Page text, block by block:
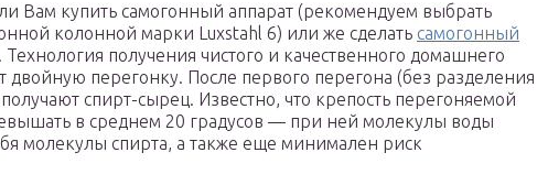
Вам купить самогонный аппарат (рекомендуем выбрать
колонной марки Luxstahl 6) или же сделать самогонный
Технология получения чистого и качественного домашнего
двойную перегонку. После первого перегона (без разделения
спирт-сырец. Известно, что крепость перегоняемой
в среднем 20 градусов — при ней молекулы воды
молекулы спирта, а также еще минимален риск